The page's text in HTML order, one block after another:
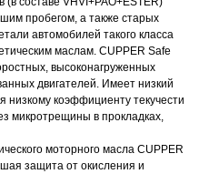
пробегом, а также старых
автомобилей такого класса
маслам. CUPPER Safe
высоконагруженных
двигателей. Имеет низкий
низкому коэффициенту текучести
микротрещины в прокладках,
моторного масла CUPPER
защита от окисления и